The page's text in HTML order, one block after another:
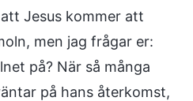
Jesus kommer att
men jag frågar er:
på? När så många
på hans återkomst,